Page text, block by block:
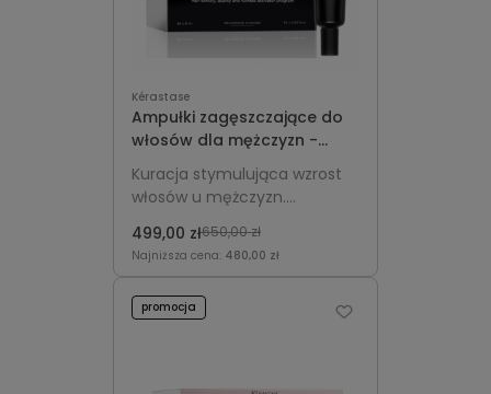
Kérastase
Ampułki zagęszczające do
włosów dla mężczyzn -
Kérastase Densifique
Homme Cure 30x6ml
Kuracja stymulująca wzrost
włosów u mężczyzn.
gęstość i grubość pasm,
przywracając fryzurze
499,00 zł650,00 zł
Najniższa cena: 480,00 zł
promocja